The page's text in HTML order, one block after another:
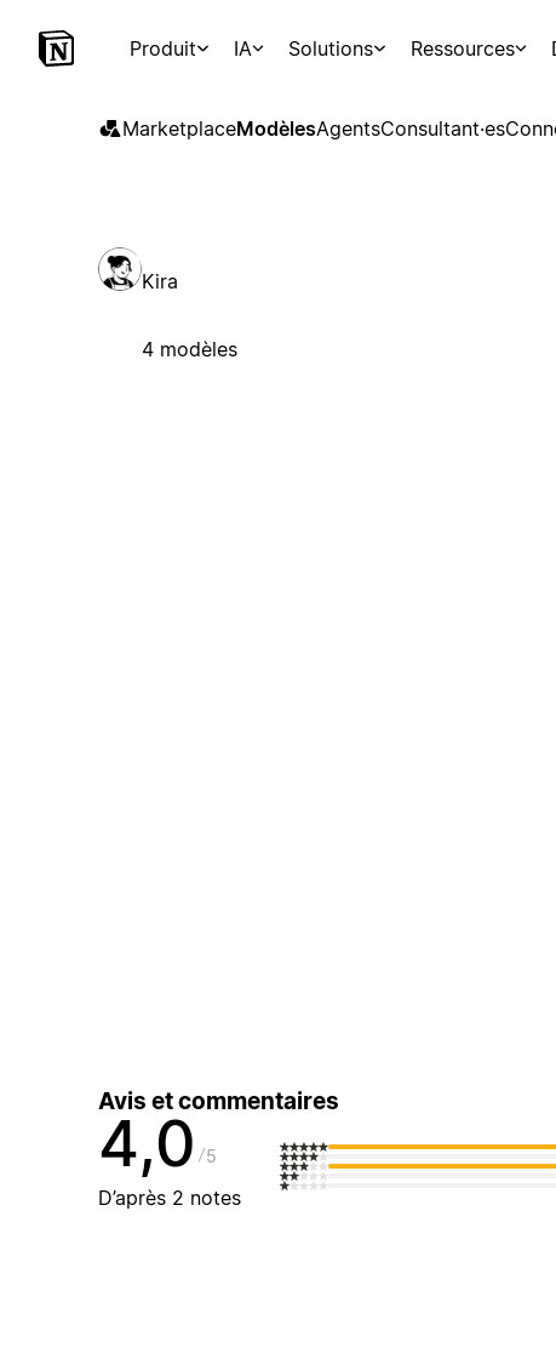
Produit IA Solutions Ressources
MarketplaceModèlesAgentsConsultant·es
Kira
4 modèles
Avis et commentaires
4,0 5
D’après 2 notes